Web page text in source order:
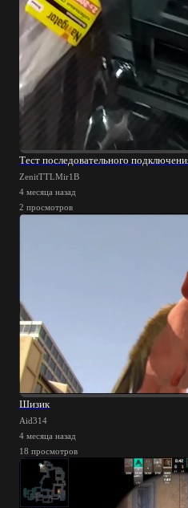
Тест последовательного
ZenitTTLMir1B
4 месяца назад
2 просмотров
Шизик
Aid314
4 месяца назад
18 просмотров